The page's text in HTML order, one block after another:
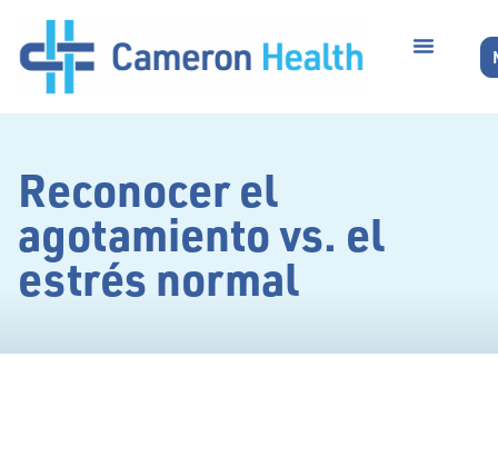
Reconocer el
agotamiento vs. el
estrés normal